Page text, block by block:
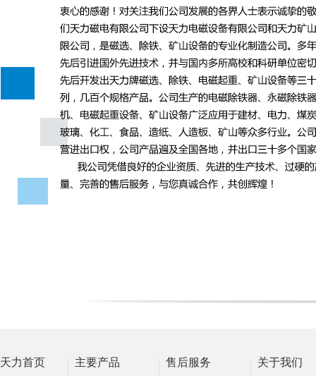
天力首页 主要产品 售后服务 关于我们